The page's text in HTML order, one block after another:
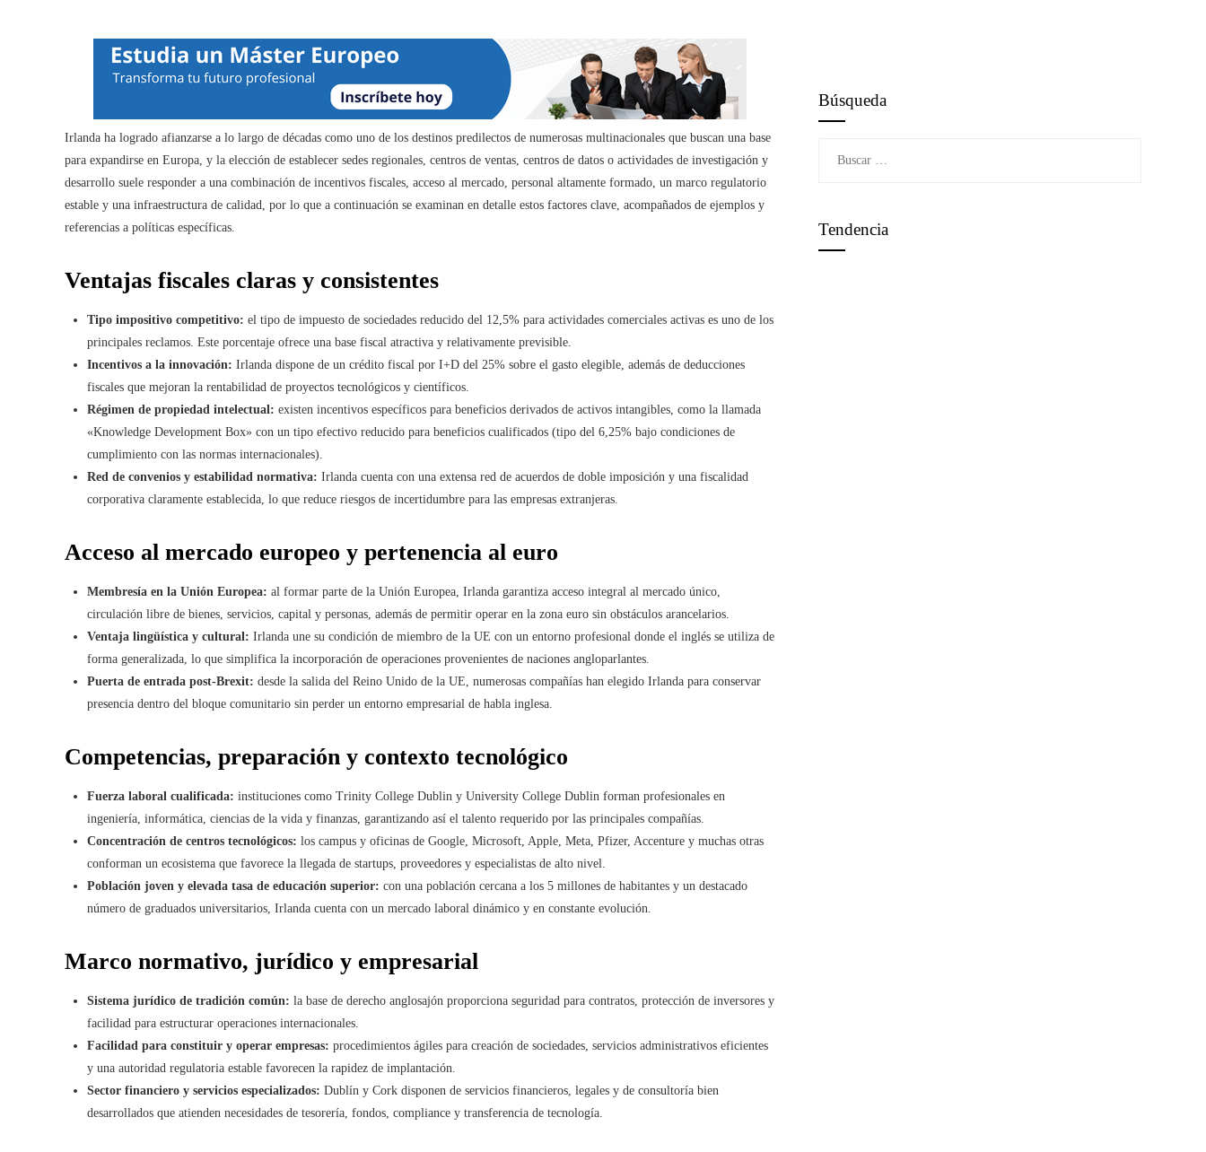
Irlanda ha logrado afianzarse a lo largo de décadas como uno de los destinos predilectos de numerosas multinacionales que buscan una base
para expandirse en Europa, y la elección de establecer sedes regionales, centros de ventas, centros de datos o actividades de investigación y
desarrollo suele responder a una combinación de incentivos fiscales, acceso al mercado, personal altamente formado, un marco regulatorio
estable y una infraestructura de calidad, por lo que a continuación se examinan en detalle estos factores clave, acompañados de ejemplos y
referencias a políticas específicas.
Ventajas fiscales claras y consistentes
Tipo impositivo competitivo: el tipo de impuesto de sociedades reducido del 12,5% para actividades comerciales activas es uno de los
principales reclamos. Este porcentaje ofrece una base fiscal atractiva y relativamente previsible.
Incentivos a la innovación: Irlanda dispone de un crédito fiscal por I+D del 25% sobre el gasto elegible, además de deducciones
fiscales que mejoran la rentabilidad de proyectos tecnológicos y científicos.
Régimen de propiedad intelectual: existen incentivos específicos para beneficios derivados de activos intangibles, como la llamada
«Knowledge Development Box» con un tipo efectivo reducido para beneficios cualificados (tipo del 6,25% bajo condiciones de
cumplimiento con las normas internacionales).
Red de convenios y estabilidad normativa: Irlanda cuenta con una extensa red de acuerdos de doble imposición y una fiscalidad
corporativa claramente establecida, lo que reduce riesgos de incertidumbre para las empresas extranjeras.
Acceso al mercado europeo y pertenencia al euro
Membresía en la Unión Europea: al formar parte de la Unión Europea, Irlanda garantiza acceso integral al mercado único,
circulación libre de bienes, servicios, capital y personas, además de permitir operar en la zona euro sin obstáculos arancelarios.
Ventaja lingüística y cultural: Irlanda une su condición de miembro de la UE con un entorno profesional donde el inglés se utiliza de
forma generalizada, lo que simplifica la incorporación de operaciones provenientes de naciones angloparlantes.
Puerta de entrada post-Brexit: desde la salida del Reino Unido de la UE, numerosas compañías han elegido Irlanda para conservar
presencia dentro del bloque comunitario sin perder un entorno empresarial de habla inglesa.
Competencias, preparación y contexto tecnológico
Fuerza laboral cualificada: instituciones como Trinity College Dublin y University College Dublin forman profesionales en
ingeniería, informática, ciencias de la vida y finanzas, garantizando así el talento requerido por las principales compañías.
Concentración de centros tecnológicos: los campus y oficinas de Google, Microsoft, Apple, Meta, Pfizer, Accenture y muchas otras
conforman un ecosistema que favorece la llegada de startups, proveedores y especialistas de alto nivel.
Población joven y elevada tasa de educación superior: con una población cercana a los 5 millones de habitantes y un destacado
número de graduados universitarios, Irlanda cuenta con un mercado laboral dinámico y en constante evolución.
Marco normativo, jurídico y empresarial
Sistema jurídico de tradición común: la base de derecho anglosajón proporciona seguridad para contratos, protección de inversores y
facilidad para estructurar operaciones internacionales.
Facilidad para constituir y operar empresas: procedimientos ágiles para creación de sociedades, servicios administrativos eficientes
y una autoridad regulatoria estable favorecen la rapidez de implantación.
Sector financiero y servicios especializados: Dublín y Cork disponen de servicios financieros, legales y de consultoría bien
desarrollados que atienden necesidades de tesorería, fondos, compliance y transferencia de tecnología.
Búsqueda
Tendencia